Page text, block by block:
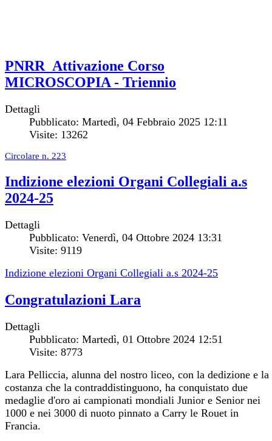
PNRR_Attivazione Corso
MICROSCOPIA - Triennio
Dettagli
Pubblicato: Martedì, 04 Febbraio 2025 12:11
Visite: 13262
Circolare n. 223
Indizione elezioni Organi Collegiali a.s
2024-25
Dettagli
Pubblicato: Venerdì, 04 Ottobre 2024 13:31
Visite: 9119
Indizione elezioni Organi Collegiali a.s 2024-25
Congratulazioni Lara
Dettagli
Pubblicato: Martedì, 01 Ottobre 2024 12:51
Visite: 8773
Lara Pelliccia, alunna del nostro liceo, con la dedizione e la
costanza che la contraddistinguono, ha conquistato due
medaglie d'oro ai campionati mondiali Junior e Senior nei
1000 e nei 3000 di nuoto pinnato a Carry le Rouet in
Francia.